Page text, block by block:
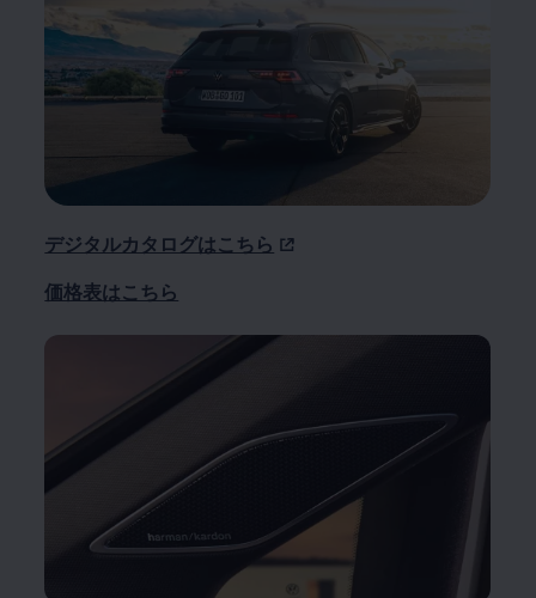
デジタルカタログはこちら
価格表はこちら